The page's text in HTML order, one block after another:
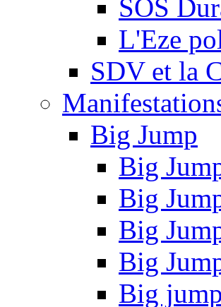
SOS
L'Eze
SDV et la
Big Jump
Big
Big
Big
Big
Big